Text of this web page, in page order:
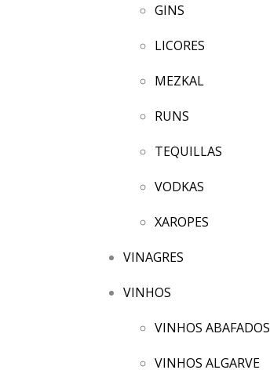
GINS
LICORES
MEZKAL
RUNS
TEQUILLAS
VODKAS
XAROPES
VINAGRES
VINHOS
VINHOS ABAFADOS
VINHOS ALGARVE